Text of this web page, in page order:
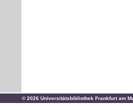
© 2026 Universitätsbibliothek Frankfurt am